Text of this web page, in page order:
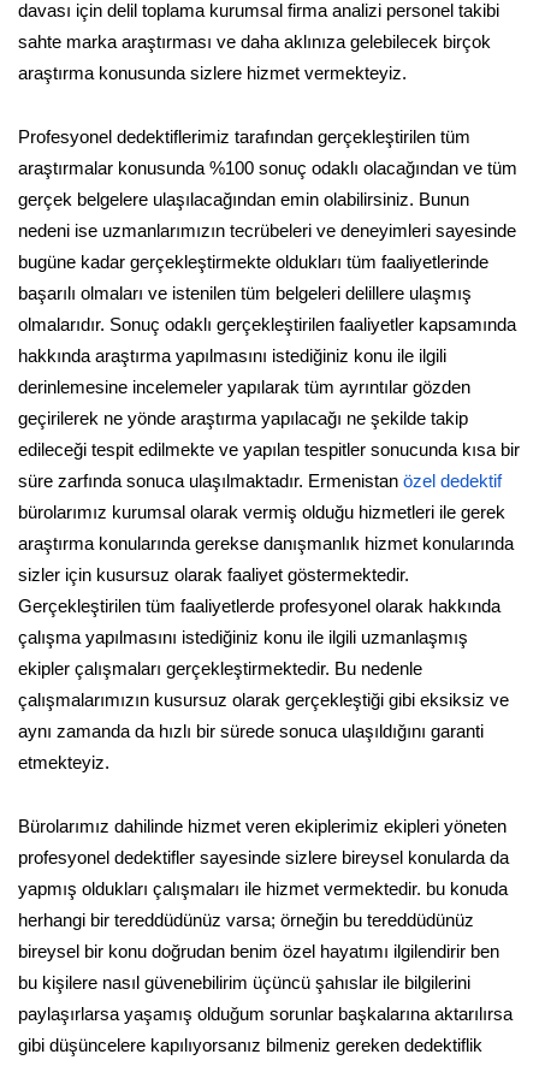
davası için delil toplama kurumsal firma analizi personel takibi
sahte marka araştırması ve daha aklınıza gelebilecek birçok
araştırma konusunda sizlere hizmet vermekteyiz.
Profesyonel dedektiflerimiz tarafından gerçekleştirilen tüm
araştırmalar konusunda %100 sonuç odaklı olacağından ve tüm
gerçek belgelere ulaşılacağından emin olabilirsiniz. Bunun
nedeni ise uzmanlarımızın tecrübeleri ve deneyimleri sayesinde
bugüne kadar gerçekleştirmekte oldukları tüm faaliyetlerinde
başarılı olmaları ve istenilen tüm belgeleri delillere ulaşmış
olmalarıdır. Sonuç odaklı gerçekleştirilen faaliyetler kapsamında
hakkında araştırma yapılmasını istediğiniz konu ile ilgili
derinlemesine incelemeler yapılarak tüm ayrıntılar gözden
geçirilerek ne yönde araştırma yapılacağı ne şekilde takip
edileceği tespit edilmekte ve yapılan tespitler sonucunda kısa bir
süre zarfında sonuca ulaşılmaktadır. Ermenistan özel dedektif
bürolarımız kurumsal olarak vermiş olduğu hizmetleri ile gerek
araştırma konularında gerekse danışmanlık hizmet konularında
sizler için kusursuz olarak faaliyet göstermektedir.
Gerçekleştirilen tüm faaliyetlerde profesyonel olarak hakkında
çalışma yapılmasını istediğiniz konu ile ilgili uzmanlaşmış
ekipler çalışmaları gerçekleştirmektedir. Bu nedenle
çalışmalarımızın kusursuz olarak gerçekleştiği gibi eksiksiz ve
aynı zamanda da hızlı bir sürede sonuca ulaşıldığını garanti
etmekteyiz.
Bürolarımız dahilinde hizmet veren ekiplerimiz ekipleri yöneten
profesyonel dedektifler sayesinde sizlere bireysel konularda da
yapmış oldukları çalışmaları ile hizmet vermektedir. bu konuda
herhangi bir tereddüdünüz varsa; örneğin bu tereddüdünüz
bireysel bir konu doğrudan benim özel hayatımı ilgilendirir ben
bu kişilere nasıl güvenebilirim üçüncü şahıslar ile bilgilerini
paylaşırlarsa yaşamış olduğum sorunlar başkalarına aktarılırsa
gibi düşüncelere kapılıyorsanız bilmeniz gereken dedektiflik